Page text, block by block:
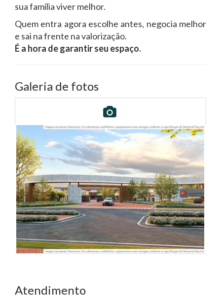
sua família viver melhor.
Quem entra agora escolhe antes, negocia melhor
e sai na frente na valorização.
É a hora de garantir seu espaço.
Galeria de fotos
Atendimento